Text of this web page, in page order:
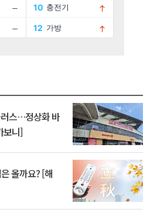
러스…정상화 바
보니]
올까요? [해